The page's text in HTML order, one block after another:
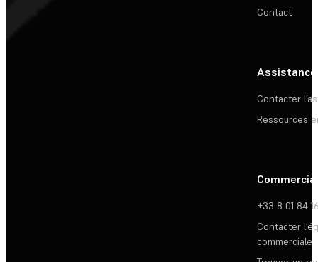
Contact
Assistance
Contacter
Ressources
Commercial
+33 8 01 84
Contacter
commerciale